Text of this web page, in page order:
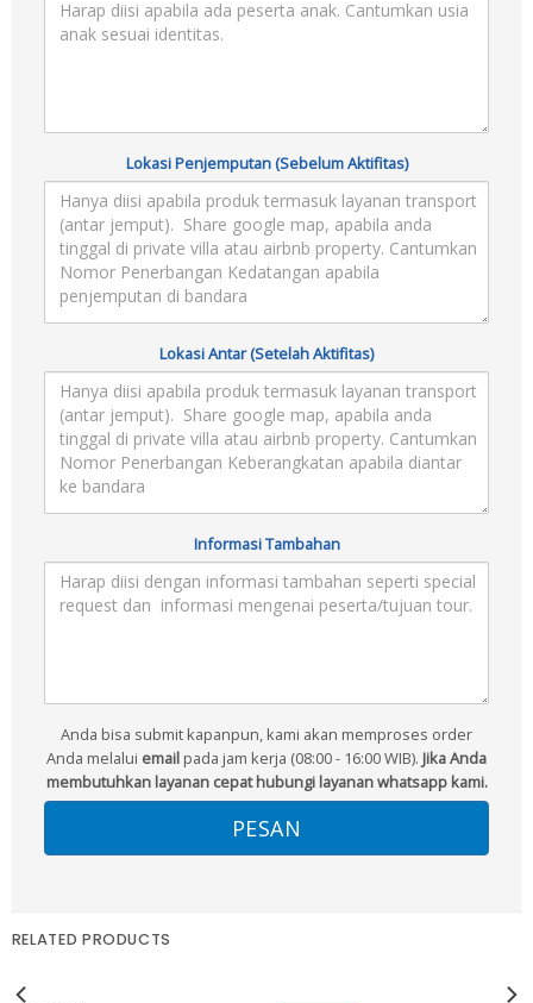
Lokasi Penjemputan (Sebelum Aktifitas)
Lokasi Antar (Setelah Aktifitas)
Informasi Tambahan
Anda bisa submit kapanpun, kami akan memproses order
Anda melalui email pada jam kerja (08:00 - 16:00 WIB). Jika Anda
membutuhkan layanan cepat hubungi layanan whatsapp kami.
RELATED PRODUCTS